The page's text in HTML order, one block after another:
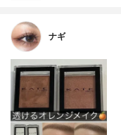
ナギ